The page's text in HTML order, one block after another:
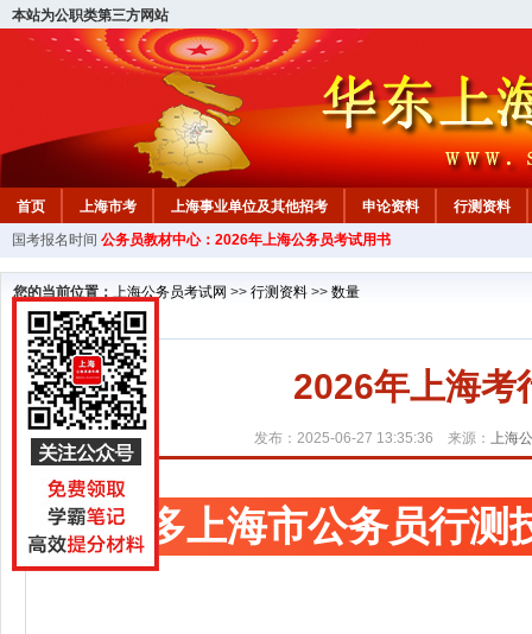
本站为公职类第三方网站
首页 上海市考 上海事业单位及其他招考 申论资料
行测资料
国考报名时间 公务员教材中心：2026年上海公务员考试用书
您的当前位置： 上海公务员考试网 >> 行测资料 >> 数量
2026年上海考
发布：2025-06-27 13:35:36 来源： 上海
更多上海市公务员行测